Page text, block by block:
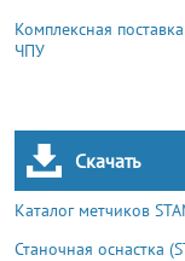
Комплексная
ЧПУ
Скачать
Каталог метчиков
Станочная оснастка